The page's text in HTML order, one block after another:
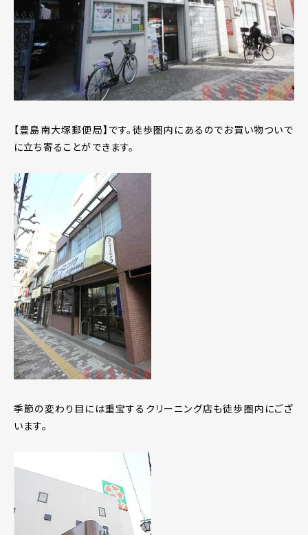
【豊島南大塚郵便局】です。徒歩圏内にあるのでお買い物ついで
に立ち寄ることができます。
季節の変わり目には重宝するクリーニング店も徒歩圏内にござ
います。